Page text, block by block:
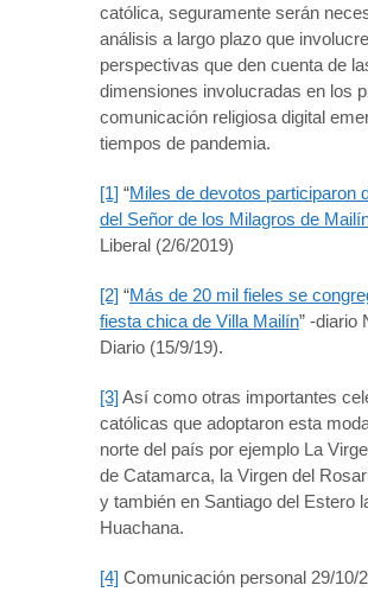
católica, seguramente serán
análisis a largo plazo que
perspectivas que den cuenta de
dimensiones involucradas en los
comunicación religiosa digital
tiempos de pandemia.
[1] “Miles de devotos participaron
del Señor de los Milagros de
Liberal (2/6/2019)
[2] “Más de 20 mil fieles se
fiesta chica de Villa Mailín” -diario
Diario (15/9/19).
[3] Así como otras importantes
católicas que adoptaron esta
norte del país por ejemplo La
de Catamarca, la Virgen del
y también en Santiago del Estero
Huachana.
[4] Comunicación personal 29/10/